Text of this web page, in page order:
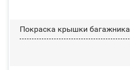
Покраска крышки багажника